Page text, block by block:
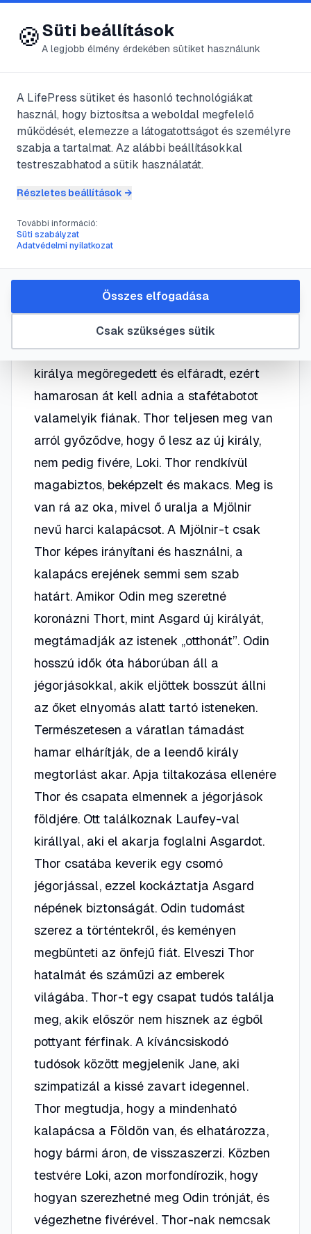
😍 LifePress
@ressg
2025. március 21. ·3 perc olvasás
Thor (2011)
él, Thor, Odin mindenható fia. De nem
a film főhőse, hanem családja, számos
isten és apja népe lakja. Odin Asgard
királya megöregedett és elfáradt, ezért
hamarosan át kell adnia a stafétabotot
valamelyik fiának. Thor teljesen meg van
arról győződve, hogy ő lesz az új király,
nem pedig fivére, Loki. Thor rendkívül
magabiztos, beképzelt és makacs. Meg is
van rá az oka, mivel ő uralja a Mjölnir
nevű harci kalapácsot. A Mjölnir-t csak
Thor képes irányítani és használni, a
kalapács erejének semmi sem szab
határt. Amikor Odin meg szeretné
koronázni Thort, mint Asgard új királyát,
megtámadják az istenek „otthonát”. Odin
hosszú idők óta háborúban áll a
jégorjásokkal, akik eljöttek bosszút állni
az őket elnyomás alatt tartó isteneken.
Természetesen a váratlan támadást
hamar elhárítják, de a leendő király
megtorlást akar. Apja tiltakozása ellenére
Thor és csapata elmennek a jégorjások
földjére. Ott találkoznak Laufey-val
királlyal, aki el akarja foglalni Asgardot.
Thor csatába keverik egy csomó
jégorjással, ezzel kockáztatja Asgard
népének biztonságát. Odin tudomást
szerez a történtekről, és keményen
megbünteti az önfejű fiát. Elveszi Thor
hatalmát és száműzi az emberek
világába. Thor-t egy csapat tudós találja
meg, akik először nem hisznek az égből
pottyant férfinak. A kíváncsiskodó
tudósok között megjelenik Jane, aki
szimpatizál a kissé zavart idegennel.
Thor megtudja, hogy a mindenható
kalapácsa a Földön van, és elhatározza,
hogy bármi áron, de visszaszerzi. Közben
testvére Loki, azon morfondírozik, hogy
hogyan szerezhetné meg Odin trónját, és
végezhetne fivérével. Thor-nak nemcsak
🍪Süti beállítások
A legjobb élmény érdekében sütiket használunk
A LifePress sütiket és hasonló technológiákat
használ, hogy biztosítsa a weboldal megfelelő
működését, elemezze a látogatottságot és személyre
szabja a tartalmat. Az alábbi beállításokkal
testreszabhatod a sütik használatát.
Részletes beállítások →
További információ:
Süti szabályzat
Adatvédelmi nyilatkozat
Csak szükséges sütik
Összes elfogadása